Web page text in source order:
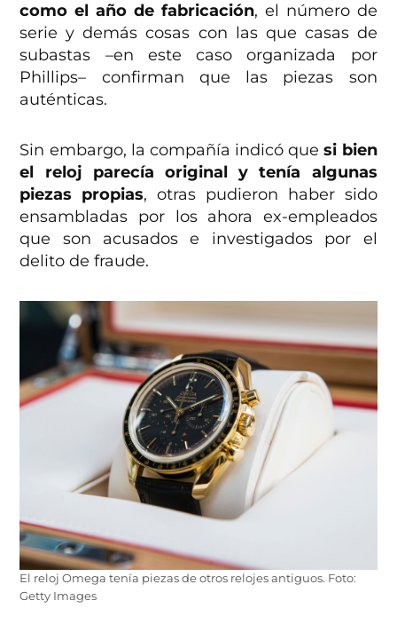
como el año de fabricación, el número de
serie y demás cosas con las que casas de
subastas –en este caso organizada por
Phillips– confirman que las piezas son
auténticas.
Sin embargo, la compañía indicó quesi bien
el reloj parecía original y tenía algunas
piezas propias, otras pudieron haber sido
ensambladas por los ahora ex-empleados
que son acusados e investigados por el
delito de fraude.
El reloj Omega tenía piezas de otros relojes antiguos. Foto:
Getty Images